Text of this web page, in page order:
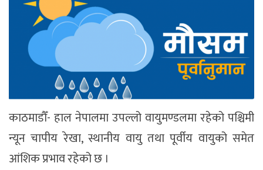
काठमाडौँ- हाल नेपालमा उपल्लो वायुमण्डलमा रहेको पश्चिमी
न्यून चापीय रेखा, स्थानीय वायु तथा पूर्वीय वायुको समेत
आंशिक प्रभाव रहेको छ ।